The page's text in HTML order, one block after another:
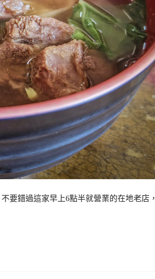
要錯過這家早上6點半就營業的在地老店，